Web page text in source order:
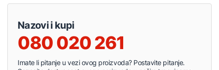
Nazovi i kupi
080 020 261
Imate li pitanje u vezi ovog proizvoda? Postavite pitanje.